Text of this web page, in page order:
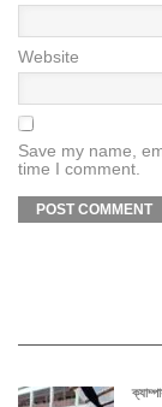
Website
Save my name,
time I comment.